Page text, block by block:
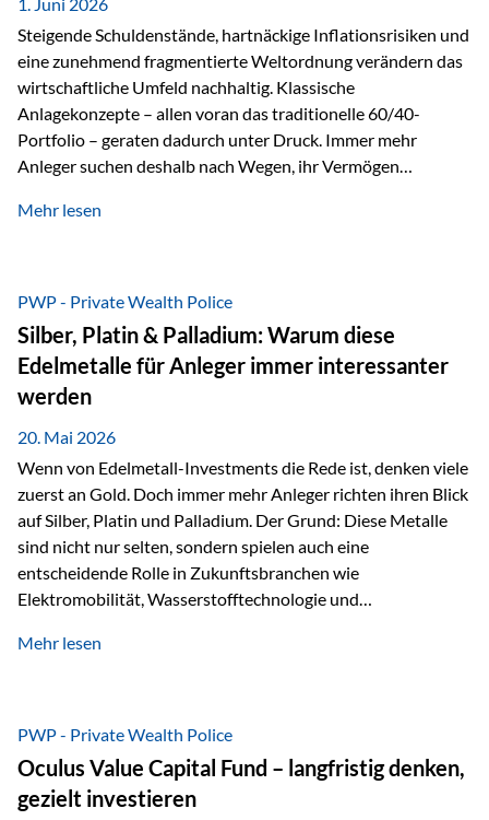
Dennoch sieht…
Steigende Schuldenstände, hartnäckige Inflationsrisiken und
eine zunehmend fragmentierte Weltordnung verändern das
wirtschaftliche Umfeld nachhaltig. Klassische
Anlagekonzepte – allen voran das traditionelle 60/40-
Portfolio – geraten dadurch unter Druck. Immer mehr
Anleger suchen deshalb nach Wegen, ihr Vermögen
Unsicherheit abzusichern. Genau hier rücken reale und
monetäre Rolle zurück Gold erlebt derzeit eine
bemerkenswerte Renaissance als monetärer Wertspeicher.
Treiber sind Rekordkäufe der Zentralbanken, geopolitische
Spannungen und ein schleichender Vertrauensverlust in
ungedeckte Papierwährungen. Wie groß dieser
Vertrauensverlust ausfällt, zeigt ein nüchterner
Mehr lesen
PWP - Private Wealth Police
Silber, Platin & Palladium: Warum diese
Edelmetalle für Anleger immer interessanter
werden
20. Mai 2026
Wenn von Edelmetall-Investments die Rede ist, denken viele
zuerst an Gold. Doch immer mehr Anleger richten ihren Blick
auf Silber, Platin und Palladium. Der Grund: Diese Metalle
sind nicht nur selten, sondern spielen auch eine
entscheidende Rolle in Zukunftsbranchen wie
Elektromobilität, Wasserstofftechnologie und
Faktoren für Investoren – begrenztes Angebot und
klassischer „Sicherheitsanker“ gilt, bieten Silber, Platin und
Palladium zusätzlich die Chance, von technologischen
Entwicklungen zu profitieren. Die Nachfrage entsteht nicht
nur durch Anleger, sondern vor allem durch die Industrie.
Mehr lesen
PWP - Private Wealth Police
Oculus Value Capital Fund – langfristig denken,
gezielt investieren